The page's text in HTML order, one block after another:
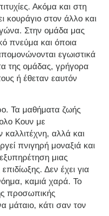
Ακόμα και στη
κουράγιο στον άλλο και
Στην ομάδα μας
πνεύμα και όποια
εγωιστικά
της ομάδας, γρήγορα
ή έθεταν εαυτόν
Τα μαθήματα ζωής
Κουν με
αλλά και
πνιγηρή μοναξιά και
μιας
Δεν έχει για
καμιά χαρά. Το
προσωπικής
μάταιο, κάτι σαν τον